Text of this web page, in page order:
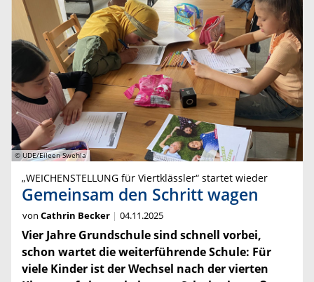
© UDE/Eileen Swehla
„WEICHENSTELLUNG für Viertklässler“ startet wieder
Gemeinsam den Schritt wagen
von Cathrin Becker 04.11.2025
Vier Jahre Grundschule sind schnell vorbei,
schon wartet die weiterführende Schule: Für
viele Kinder ist der Wechsel nach der vierten